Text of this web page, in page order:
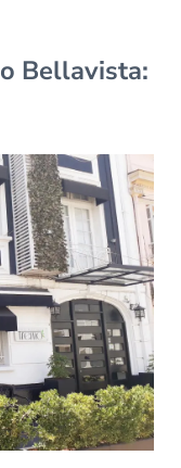
Bellavista: